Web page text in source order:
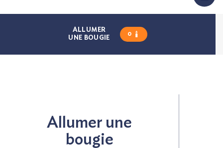
ALLUMER
UNE BOUGIE
0
Allumer une
bougie